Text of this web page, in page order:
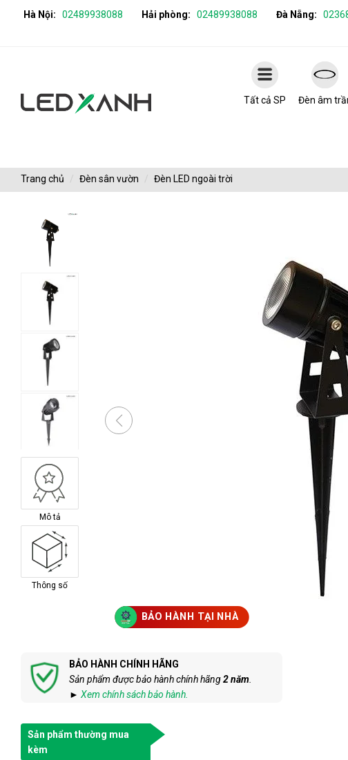
Hà Nội: 02489938088 Hải phòng: 02489938088 Đà Nẵng:
Tất cả SP Đèn âm
Trang chủ Đèn sân vườn Đèn LED ngoài trời
BẢO HÀNH TẠI NHÀ
Mô tả
Thông số
BẢO HÀNH CHÍNH HÃNG
Sản phẩm được bảo hành chính hãng2 năm
► Xem chính sách bảo hành.
Sản phẩm thường mua
kèm